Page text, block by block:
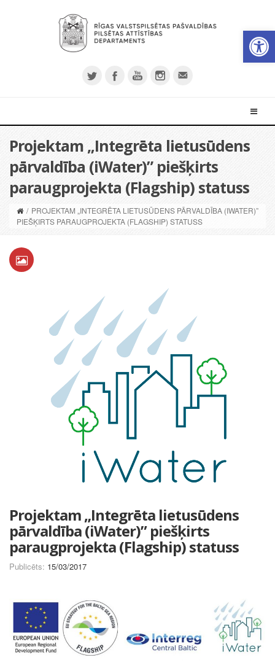
Projektam „Integrēta lietusūdens
pārvaldība (iWater)” piešķirts
paraugprojekta (Flagship) statuss
/ PROJEKTAM „INTEGRĒTA LIETUSŪDENS PĀRVALDĪBA (IWATER)”
PIEŠĶIRTS PARAUGPROJEKTA (FLAGSHIP) STATUSS
Projektam „Integrēta lietusūdens
pārvaldība (iWater)” piešķirts
paraugprojekta (Flagship) statuss
Publicēts: 15/03/2017